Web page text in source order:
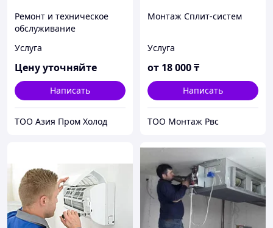
Ремонт и техническое
обслуживание
вентиляции
Услуга
Цену уточняйте
Написать
ТОО Азия Пром Холод
Монтаж Сплит-систем
Услуга
от 18 000₸
Написать
ТОО Монтаж Рвс